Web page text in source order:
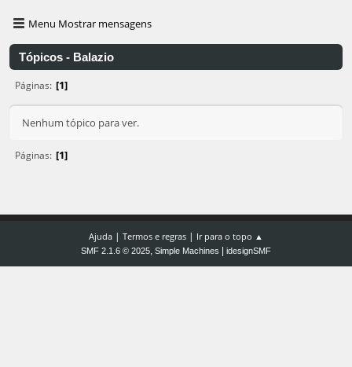
Menu Mostrar mensagens
Tópicos - Balazio
Páginas 1
Nenhum tópico para ver.
Páginas 1
Ajuda | Termos e regras | Ir para o topo ▲
SMF 2.1.6 © 2025, Simple Machines idesignSMF